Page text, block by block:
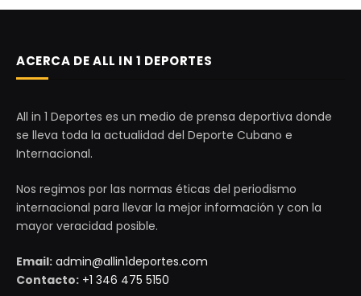
ACERCA DE ALL IN 1 DEPORTES
All in 1 Deportes es un medio de prensa deportiva donde
se lleva toda la actualidad del Deporte Cubano e
Internacional.
Nos regimos por las normas éticas del periodismo
internacional para llevar la mejor información y con la
mayor veracidad posible.
Email: admin@allin1deportes.com
Contacto: +1 346 475 5150